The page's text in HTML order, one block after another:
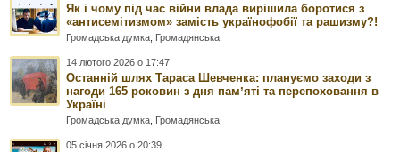
Як і чому під час війни влада вирішила боротися з
«антисемітизмом» замість українофобії та рашизму?!
Громадська думка Громадянська
14 лютого 2026 о 17:47
Останній шлях Тараса Шевченка: плануємо заходи з
нагоди 165 роковин з дня памʼяті та перепоховання в
Україні
Громадська думка Громадянська
05 січня 2026 о 20:39